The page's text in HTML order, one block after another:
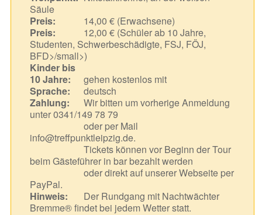
Säule
Preis:
14,00 € (Erwachsene)
Preis:
12,00 € (Schüler ab 10 Jahre,
Studenten, Schwerbeschädigte, FSJ, FÖJ,
BFD>/small>)
Kinder bis
10 Jahre:
gehen kostenlos mit
Sprache:
deutsch
Zahlung:
Wir bitten um vorherige Anmeldung
unter 0341/149 78 79
oder per Mail
info@treffpunktleipzig.de.
Tickets können vor Beginn der Tour
beim Gästeführer in bar bezahlt werden
oder direkt auf unserer Webseite per
PayPal.
Hinweis:
Der Rundgang mit Nachtwächter
Bremme® findet bei jedem Wetter statt.